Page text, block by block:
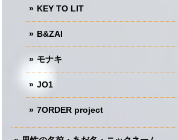
KEY TO LIT
B&ZAI
モナキ
JO1
7ORDER project